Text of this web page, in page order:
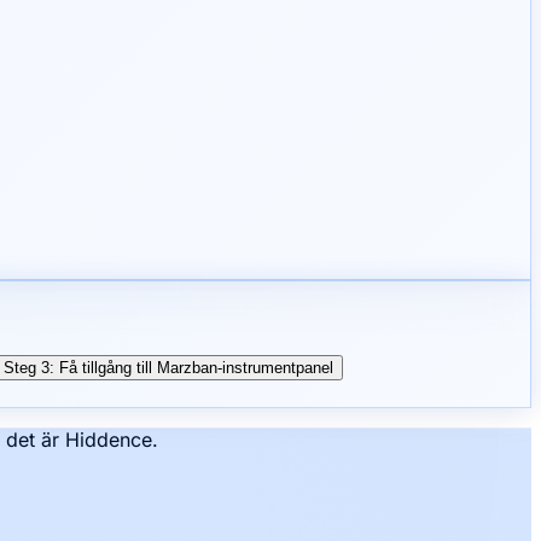
Steg 3: Få tillgång till Marzban-instrumentpanel
är Hiddence.